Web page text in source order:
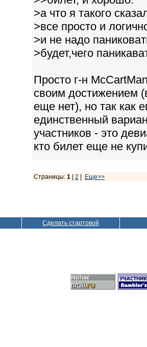
>а что я такого
>все просто и
>и не надо
>будет,чего
Просто г-н
своим достижением
еще нет), но так как
единственный
участников - это
кто билет еще не
Страницы: 1 | 2 | Еще>>
Сделать стартовой